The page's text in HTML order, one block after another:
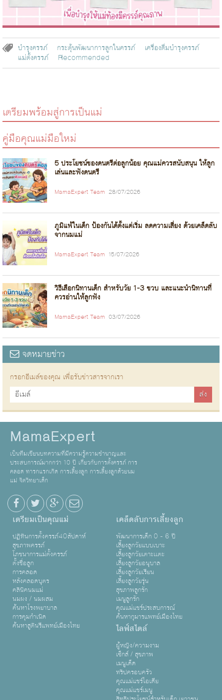
บำรุงครรภ์ กระตุ้นพัฒนาการลูกในครรภ์
เครื่องดื่มบำรุงครรภ์
แม่ตั้งครรภ์
Recommended
เตรียมพร้อมสู่การเป็นแม่
คู่มือคุณแม่มือใหม่
5 ประโยชน์ของดนตรีต่อลูกน้อย คุณแม่ควรสนับสนุน ให้ลูก
เล่นและฟังดนตรี
MamaExpert Team 28/07/2026
ภูมิแพ้ในเด็ก ป้องกันได้ตั้งแต่เริ่ม ลดความเสี่ยง ด้วยเคล็ดลับ
จากนมแม่
MamaExpert Team 15/07/2026
วิธีเลือกนิทานเด็ก สำหรับวัย 1-3 ขวบ และแนะนำนิทานที่
ควรอ่านให้ลูกฟัง
MamaExpert Team 03/07/2026
จดหมายข่าว
กรอกอีเมล์ของคุณ เพื่อรับข่าวสารจากเรา
MamaExpert
เป็นทีมเขียนบทความที่มีความรู้ความชำนาญและ
ประสบการณ์มากกว่า 10 ปี เกี่ยวกับการตั้งครรภ์ การ
คลอด ทารกแรกเกิด การเลี้ยงลูก การเลี้ยงลูกด้วยนม
แม่ จิตวิทยาเด็ก
เตรียมเป็นคุณแม่
ปฏิทินการตั้งครรภ์40สัปดาห์
สุขภาพครรภ์
โภชนาการแม่ตั้งครรภ์
ตั้งชื่อลูก
การคลอด
หลังคลอดบุตร
คลินิคนมแม่
นมผง / นมผสม
ค้นหาโรงพยาบาล
การคุมกำเนิด
ค้นหาสูตินรีแพทย์เมืองไทย
เคล็ดลับการเลี้ยงลูก
พัฒนาการเด็ก 0 - 6 ปี
เลี้ยงลูกวัยแบบเบาะ
เลี้ยงลูกวัยเตาะเเตะ
เลี้ยงลูกวัยอนุบาล
เลี้ยงลูกวัยเรียน
เลี้ยงลูกวัยรุ่น
สุขภาพลูกรัก
เมนูลูกรัก
คุณแม่แชร์ประสบการณ์
ค้นหากุมารแพทย์เมืองไทย
ไลฟ์สไตล์
ผู้หญิง/ความงาม
เซ็กส์ / สุขภาพ
เมนูเด็ด
ทริปครอบครัว
คุณแม่แชร์ไอเดีย
คุณแม่แชร์เมนู